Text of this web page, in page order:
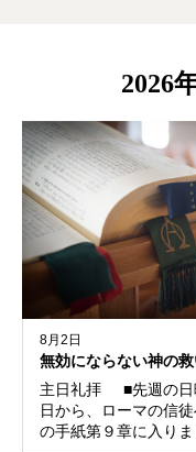
2026
8月2日
無効にならない神の
主日礼拝 ■先週の日
日から、ローマの信
の手紙第９章に入りま